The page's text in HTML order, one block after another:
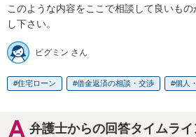
このような内容をここで相談して良いも
し下さい。
ピグミン さん
住宅ローン 借金返済の相談・交渉 個人
弁護士からの回答タイムライ